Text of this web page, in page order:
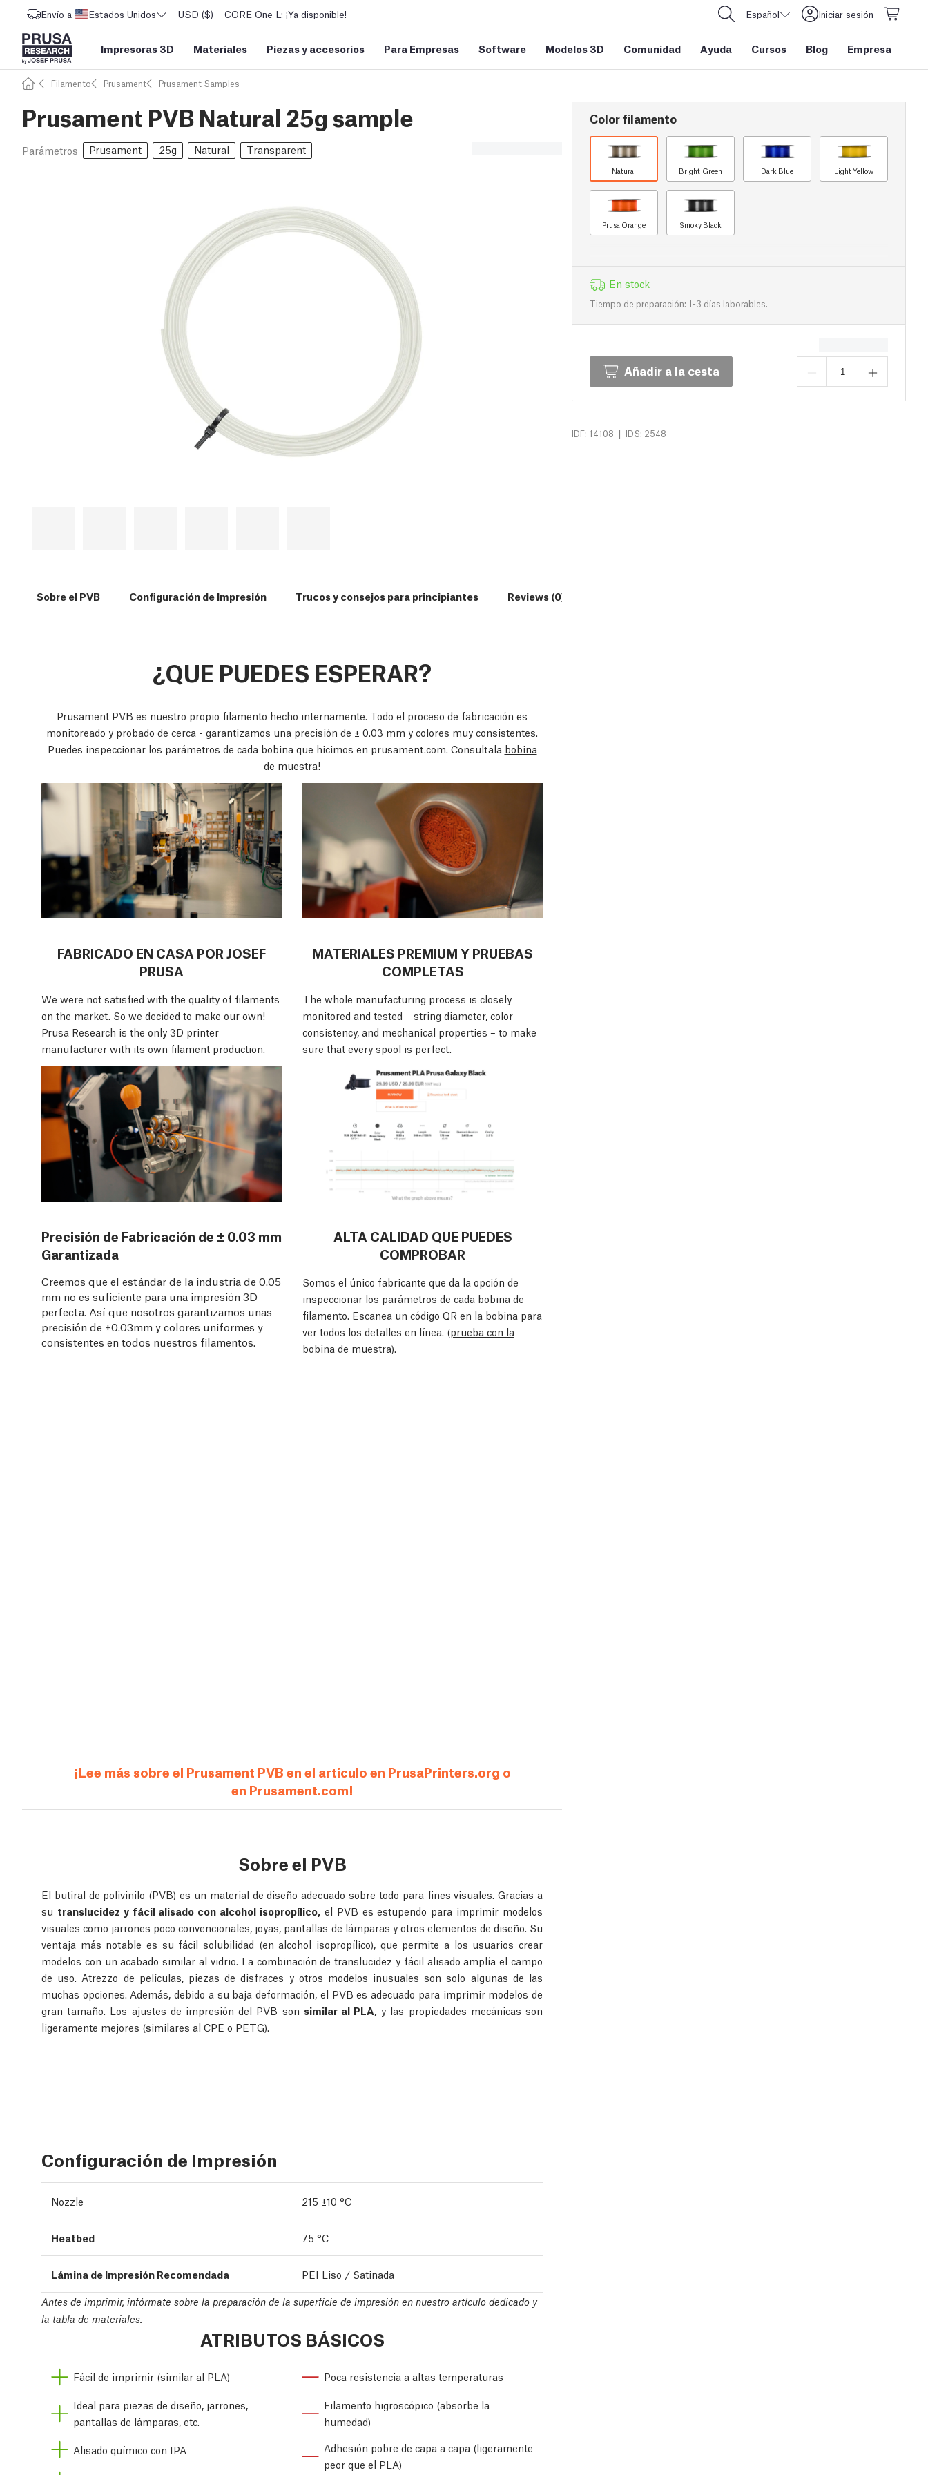
Envío a Estados Unidos USD ($) CORE One L: ¡Ya disponible! Español Iniciar sesión
Impresoras 3D Materiales Piezas y accesorios Para Empresas Software Modelos 3D Comunidad Ayuda Cursos Blog Empresa
Filamento Prusament Prusament Samples
Prusament PVB Natural 25g sample
Parámetros Prusament 25g Natural Transparent
Color filamento
Natural Bright Green Dark Blue Light Yellow
Prusa Orange Smoky Black
En stock
Tiempo de preparación: 1-3 días laborables.
Añadir a la cesta
IDF: 14108 | IDS: 2548
Sobre el PVB Configuración de Impresión Trucos y consejos para principiantes Reviews (0)
¿QUE PUEDES ESPERAR?
Prusament PVB es nuestro propio filamento hecho internamente. Todo el proceso de fabricación es
monitoreado y probado de cerca - garantizamos una precisión de ± 0.03 mm y colores muy consistentes.
Puedes inspeccionar los parámetros de cada bobina que hicimos en prusament.com. Consultala bobina
de muestra!
FABRICADO EN CASA POR JOSEF
PRUSA
We were not satisfied with the quality of filaments
on the market. So we decided to make our own!
Prusa Research is the only 3D printer
manufacturer with its own filament production.
MATERIALES PREMIUM Y PRUEBAS
COMPLETAS
The whole manufacturing process is closely
monitored and tested – string diameter, color
consistency, and mechanical properties – to make
sure that every spool is perfect.
Precisión de Fabricación de ± 0.03 mm
Garantizada
Creemos que el estándar de la industria de 0.05
mm no es suficiente para una impresión 3D
perfecta. Así que nosotros garantizamos unas
precisión de ±0.03mm y colores uniformes y
consistentes en todos nuestros filamentos.
ALTA CALIDAD QUE PUEDES
COMPROBAR
Somos el único fabricante que da la opción de
inspeccionar los parámetros de cada bobina de
filamento. Escanea un código QR en la bobina para
ver todos los detalles en línea. (prueba con la
bobina de muestra).
¡Lee más sobre el Prusament PVB en el artículo en PrusaPrinters.org o
en Prusament.com!
Sobre el PVB
El butiral de polivinilo (PVB) es un material de diseño adecuado sobre todo para fines visuales. Gracias a
su translucidez y fácil alisado con alcohol isopropílico, el PVB es estupendo para imprimir modelos
visuales como jarrones poco convencionales, joyas, pantallas de lámparas y otros elementos de diseño. Su
ventaja más notable es su fácil solubilidad (en alcohol isopropílico), que permite a los usuarios crear
modelos con un acabado similar al vidrio. La combinación de translucidez y fácil alisado amplía el campo
de uso. Atrezzo de películas, piezas de disfraces y otros modelos inusuales son solo algunas de las
muchas opciones. Además, debido a su baja deformación, el PVB es adecuado para imprimir modelos de
gran tamaño. Los ajustes de impresión del PVB son similar al PLA, y las propiedades mecánicas son
ligeramente mejores (similares al CPE o PETG).
Configuración de Impresión
Nozzle 215 ±10 °C
Heatbed 75 °C
Lámina de Impresión Recomendada PEI Liso / Satinada
Antes de imprimir, infórmate sobre la preparación de la superficie de impresión en nuestro artículo dedicado y
la tabla de materiales.
ATRIBUTOS BÁSICOS
Fácil de imprimir (similar al PLA)
Ideal para piezas de diseño, jarrones,
pantallas de lámparas, etc.
Alisado químico con IPA
Poca resistencia a altas temperaturas
Filamento higroscópico (absorbe la
humedad)
Adhesión pobre de capa a capa (ligeramente
peor que el PLA)